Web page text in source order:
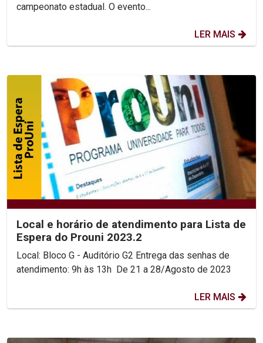
campeonato estadual. O evento...
LER MAIS
Local e horário de atendimento para Lista de
Espera do Prouni 2023.2
Local: Bloco G - Auditório G2 Entrega das senhas de
atendimento: 9h às 13h De 21 a 28/Agosto de 2023
LER MAIS